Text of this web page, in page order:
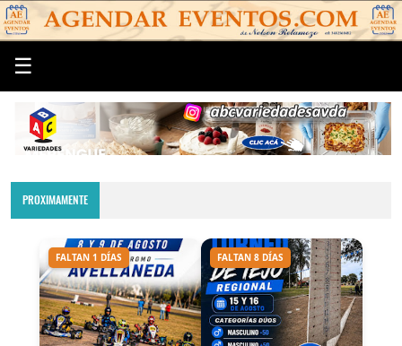
☰
PROXIMAMENTE
FALTAN 1 DÍAS FALTAN 8 DÍAS